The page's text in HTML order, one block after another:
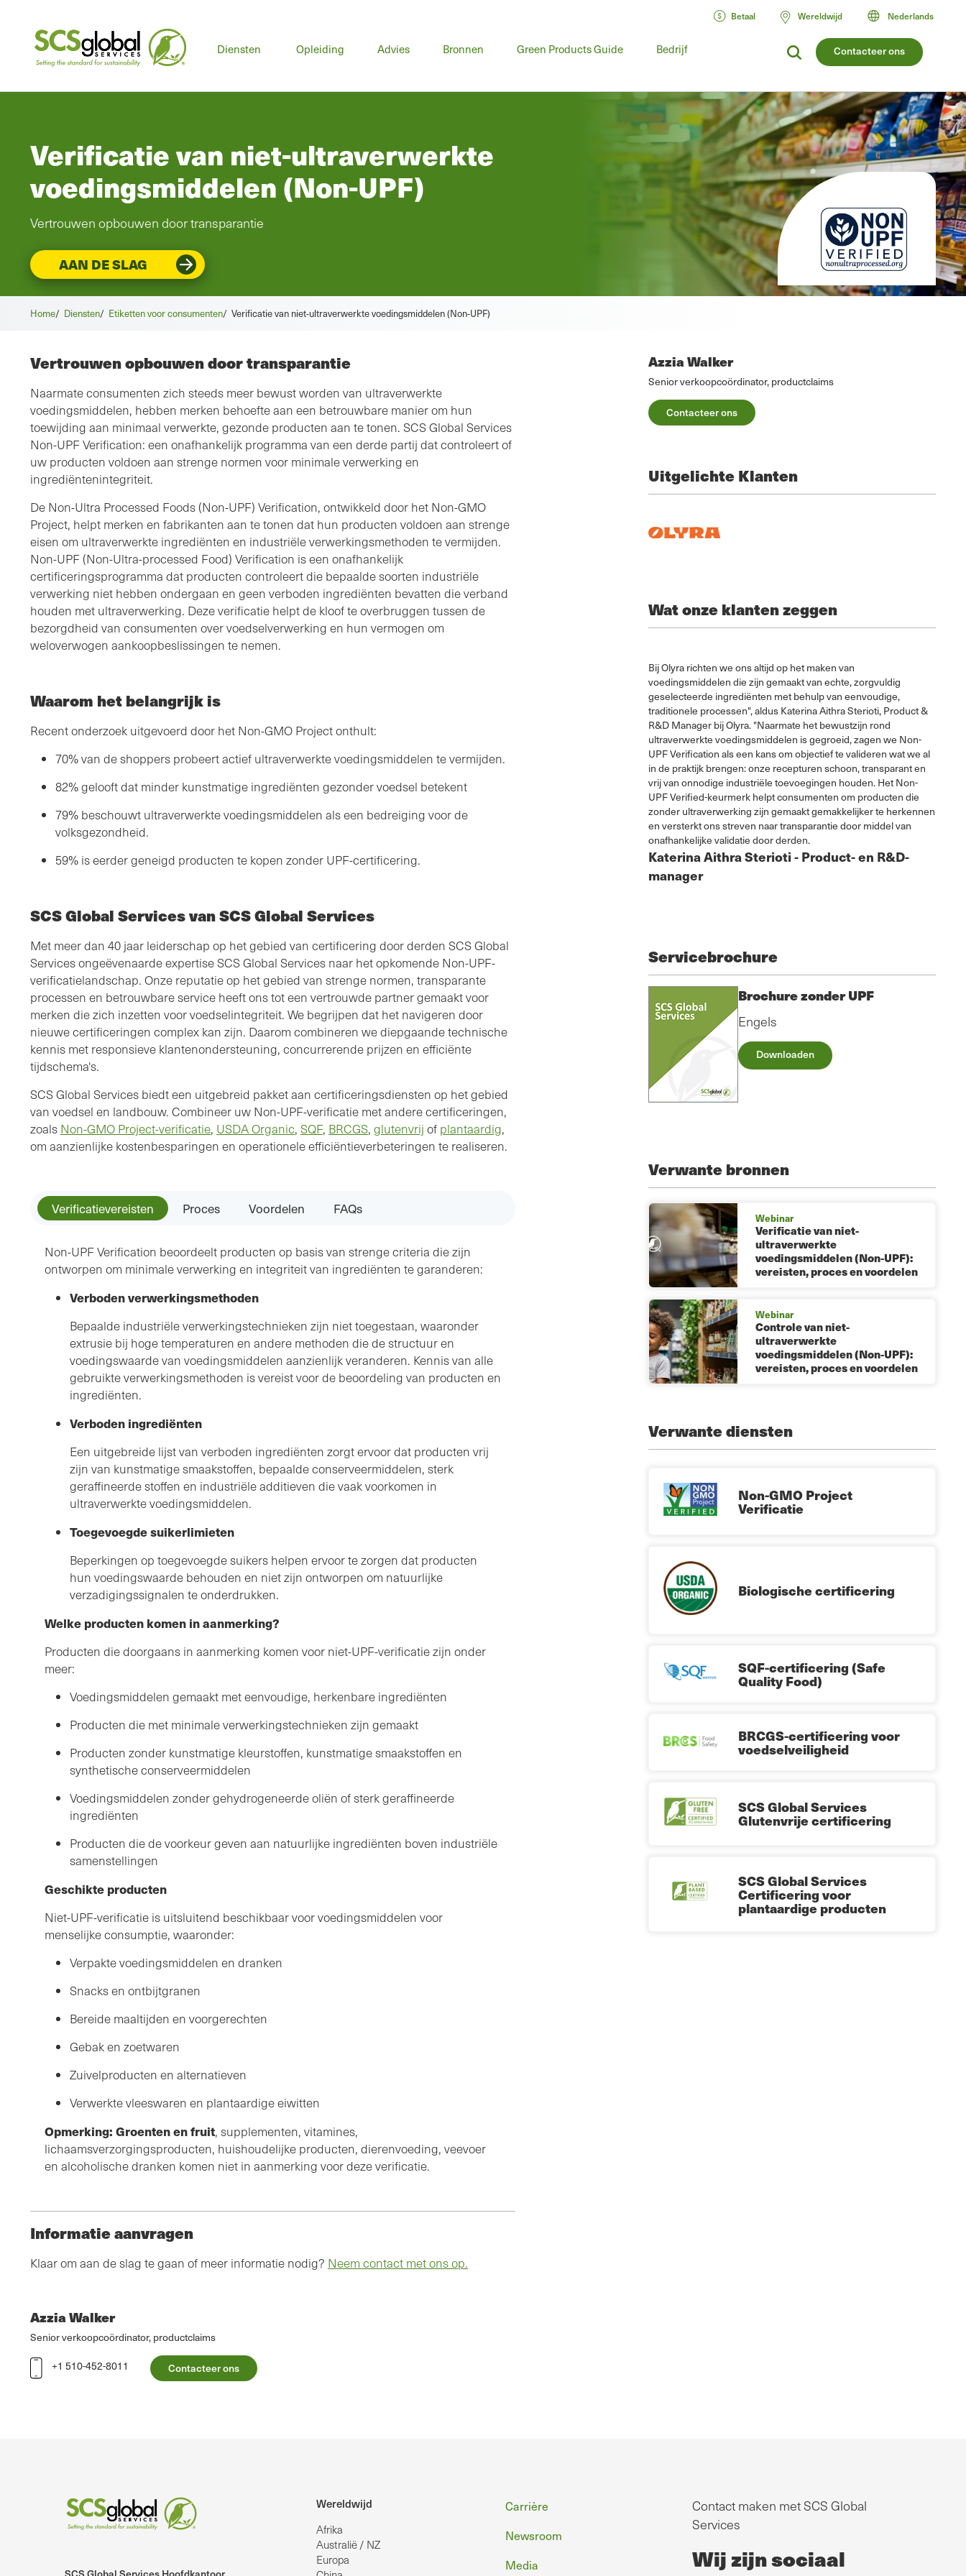
Contacteer ons
Diensten Hoofdmenu
Opleiding Advies Bronnen Green Products Guide Bedrijf
Betaal Wereldwijd Nederlands
Verificatie van niet-ultraverwerkte
voedingsmiddelen (Non-UPF)
Vertrouwen opbouwen door transparantie
AAN DE SLAG
Home/ Diensten/ Etiketten voor consumenten/ Verificatie van niet-ultraverwerkte voedingsmiddelen (Non-UPF)
Azzia Walker
Senior verkoopcoördinator, productclaims
Contacteer ons
Vertrouwen opbouwen door transparantie
Naarmate consumenten zich steeds meer bewust worden van ultraverwerkte
voedingsmiddelen, hebben merken behoefte aan een betrouwbare manier om hun
toewijding aan minimaal verwerkte, gezonde producten aan te tonen. SCS Global Services
Non-UPF Verification: een onafhankelijk programma van een derde partij dat controleert of
uw producten voldoen aan strenge normen voor minimale verwerking en
ingrediëntenintegriteit.
De Non-Ultra Processed Foods (Non-UPF) Verification, ontwikkeld door het Non-GMO
Project, helpt merken en fabrikanten aan te tonen dat hun producten voldoen aan strenge
eisen om ultraverwerkte ingrediënten en industriële verwerkingsmethoden te vermijden.
Non-UPF (Non-Ultra-processed Food) Verification is een onafhankelijk
certificeringsprogramma dat producten controleert die bepaalde soorten industriële
verwerking niet hebben ondergaan en geen verboden ingrediënten bevatten die verband
houden met ultraverwerking. Deze verificatie helpt de kloof te overbruggen tussen de
bezorgdheid van consumenten over voedselverwerking en hun vermogen om
weloverwogen aankoopbeslissingen te nemen.
Waarom het belangrijk is
Recent onderzoek uitgevoerd door het Non-GMO Project onthult:
70% van de shoppers probeert actief ultraverwerkte voedingsmiddelen te vermijden.
82% gelooft dat minder kunstmatige ingrediënten gezonder voedsel betekent
79% beschouwt ultraverwerkte voedingsmiddelen als een bedreiging voor de
volksgezondheid.
59% is eerder geneigd producten te kopen zonder UPF-certificering.
SCS Global Services van SCS Global Services
Met meer dan 40 jaar leiderschap op het gebied van certificering door derden SCS Global
Services ongeëvenaarde expertise SCS Global Services naar het opkomende Non-UPF-
verificatielandschap. Onze reputatie op het gebied van strenge normen, transparante
processen en betrouwbare service heeft ons tot een vertrouwde partner gemaakt voor
merken die zich inzetten voor voedselintegriteit. We begrijpen dat het navigeren door
nieuwe certificeringen complex kan zijn. Daarom combineren we diepgaande technische
kennis met responsieve klantenondersteuning, concurrerende prijzen en efficiënte
tijdschema's.
SCS Global Services biedt een uitgebreid pakket aan certificeringsdiensten op het gebied
van voedsel en landbouw. Combineer uw Non-UPF-verificatie met andere certificeringen,
zoals Non-GMO Project-verificatie, USDA Organic, SQF, BRCGS, glutenvrij of plantaardig,
om aanzienlijke kostenbesparingen en operationele efficiëntieverbeteringen te realiseren.
Verificatievereisten Proces Voordelen FAQs
Non-UPF Verification beoordeelt producten op basis van strenge criteria die zijn
ontworpen om minimale verwerking en integriteit van ingrediënten te garanderen:
Verboden verwerkingsmethoden
Bepaalde industriële verwerkingstechnieken zijn niet toegestaan, waaronder
extrusie bij hoge temperaturen en andere methoden die de structuur en
voedingswaarde van voedingsmiddelen aanzienlijk veranderen. Kennis van alle
gebruikte verwerkingsmethoden is vereist voor de beoordeling van producten en
ingrediënten.
Verboden ingrediënten
Een uitgebreide lijst van verboden ingrediënten zorgt ervoor dat producten vrij
zijn van kunstmatige smaakstoffen, bepaalde conserveermiddelen, sterk
geraffineerde stoffen en industriële additieven die vaak voorkomen in
ultraverwerkte voedingsmiddelen.
Toegevoegde suikerlimieten
Beperkingen op toegevoegde suikers helpen ervoor te zorgen dat producten
hun voedingswaarde behouden en niet zijn ontworpen om natuurlijke
verzadigingssignalen te onderdrukken.
Welke producten komen in aanmerking?
Producten die doorgaans in aanmerking komen voor niet-UPF-verificatie zijn onder
meer:
Voedingsmiddelen gemaakt met eenvoudige, herkenbare ingrediënten
Producten die met minimale verwerkingstechnieken zijn gemaakt
Producten zonder kunstmatige kleurstoffen, kunstmatige smaakstoffen en
synthetische conserveermiddelen
Voedingsmiddelen zonder gehydrogeneerde oliën of sterk geraffineerde
ingrediënten
Producten die de voorkeur geven aan natuurlijke ingrediënten boven industriële
samenstellingen
Geschikte producten
Niet-UPF-verificatie is uitsluitend beschikbaar voor voedingsmiddelen voor
menselijke consumptie, waaronder:
Verpakte voedingsmiddelen en dranken
Snacks en ontbijtgranen
Bereide maaltijden en voorgerechten
Gebak en zoetwaren
Zuivelproducten en alternatieven
Verwerkte vleeswaren en plantaardige eiwitten
Opmerking: Groenten en fruit, supplementen, vitamines,
lichaamsverzorgingsproducten, huishoudelijke producten, dierenvoeding, veevoer
en alcoholische dranken komen niet in aanmerking voor deze verificatie.
Informatie aanvragen
Klaar om aan de slag te gaan of meer informatie nodig? Neem contact met ons op.
Azzia Walker
Senior verkoopcoördinator, productclaims
+1 510-452-8011
Contacteer ons
Uitgelichte Klanten
Wat onze klanten zeggen
Bij Olyra richten we ons altijd op het maken van
voedingsmiddelen die zijn gemaakt van echte, zorgvuldig
geselecteerde ingrediënten met behulp van eenvoudige,
traditionele processen", aldus Katerina Aithra Sterioti, Product &
R&D Manager bij Olyra. "Naarmate het bewustzijn rond
ultraverwerkte voedingsmiddelen is gegroeid, zagen we Non-
UPF Verification als een kans om objectief te valideren wat we al
in de praktijk brengen: onze recepturen schoon, transparant en
vrij van onnodige industriële toevoegingen houden. Het Non-
UPF Verified-keurmerk helpt consumenten om producten die
zonder ultraverwerking zijn gemaakt gemakkelijker te herkennen
en versterkt ons streven naar transparantie door middel van
onafhankelijke validatie door derden.
Katerina Aithra Sterioti - Product- en R&D-
manager
Servicebrochure
Brochure zonder UPF
Engels
Downloaden
Verwante bronnen
Webinar
Verificatie van niet-
ultraverwerkte
voedingsmiddelen (Non-UPF):
vereisten, proces en voordelen
Webinar
Controle van niet-
ultraverwerkte
voedingsmiddelen (Non-UPF):
vereisten, proces en voordelen
Verwante diensten
Non-GMO Project
Verificatie
Biologische certificering
SQF-certificering (Safe
Quality Food)
BRCGS-certificering voor
voedselveiligheid
SCS Global Services
Glutenvrije certificering
SCS Global Services
Certificering voor
plantaardige producten
Wereldwijd
Afrika
Australië / NZ
Europa
Voettekst
Carrière
Newsroom
Media
Contact maken met SCS Global
Services
Wij zijn sociaal